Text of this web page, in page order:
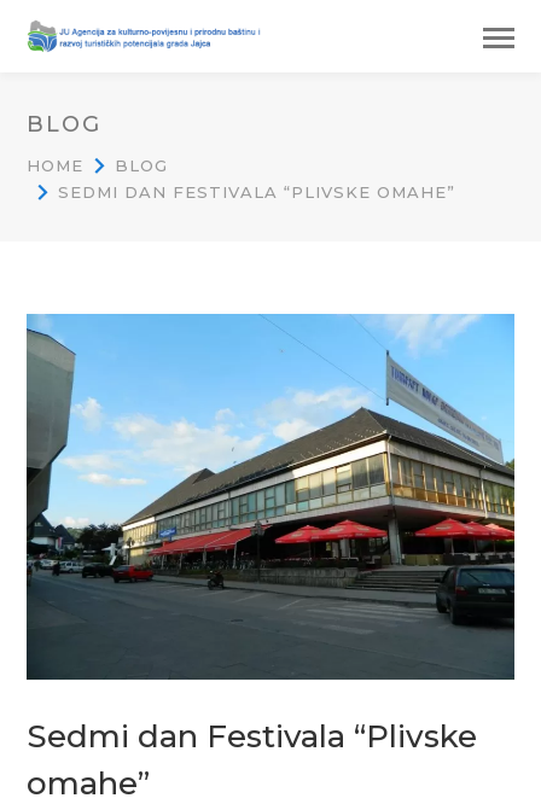
BLOG
HOME
BLOG
SEDMI DAN FESTIVALA “PLIVSKE OMAHE”
Sedmi dan Festivala “Plivske
omahe”